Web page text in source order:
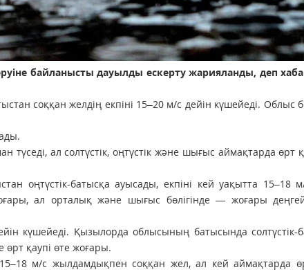
байланысты дауылды ескерту жарияланды, деп
соққан желдің екпіні 15–20 м/с дейін күшейеді. Облыс
ал солтүстік, оңтүстік және шығыс аймақтарда өрт
оңтүстік-батысқа ауысады, екпіні кей уақытта 15–18
ал орталық және шығыс бөлігінде — жоғары
күшейеді. Қызылорда облысының батысында солтүстік-
өрт қаупі өте жоғары.
м/с жылдамдықпен соққан жел, ал кей аймақтарда